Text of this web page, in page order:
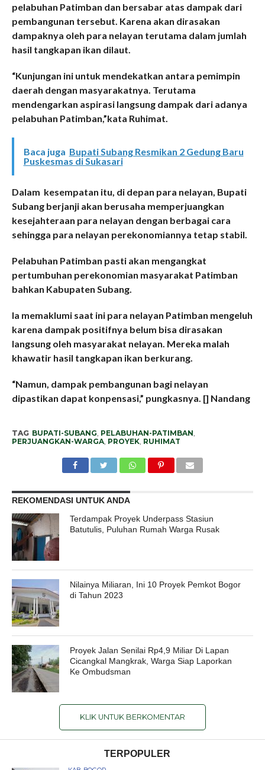
pelabuhan Patimban dan bersabar atas dampak dari
pembangunan tersebut. Karena akan dirasakan
dampaknya oleh para nelayan terutama dalam jumlah
hasil tangkapan ikan dilaut.
“Kunjungan ini untuk mendekatkan antara pemimpin
daerah dengan masyarakatnya. Terutama
mendengarkan aspirasi langsung dampak dari adanya
pelabuhan Patimban,”kata Ruhimat.
Baca juga Bupati Subang Resmikan 2 Gedung Baru
Puskesmas di Sukasari
Dalam kesempatan itu, di depan para nelayan, Bupati
Subang berjanji akan berusaha memperjuangkan
kesejahteraan para nelayan dengan berbagai cara
sehingga para nelayan perekonomiannya tetap stabil.
Pelabuhan Patimban pasti akan mengangkat
pertumbuhan perekonomian masyarakat Patimban
bahkan Kabupaten Subang.
Ia memaklumi saat ini para nelayan Patimban mengeluh
karena dampak positifnya belum bisa dirasakan
langsung oleh masyarakat nelayan. Mereka malah
khawatir hasil tangkapan ikan berkurang.
“Namun, dampak pembangunan bagi nelayan
dipastikan dapat konpensasi,” pungkasnya. [] Nandang
TAG BUPATI-SUBANG PELABUHAN-PATIMBAN
PERJUANGKAN-WARGA, PROYEK, RUHIMAT
REKOMENDASI UNTUK ANDA
Terdampak Proyek Underpass Stasiun
Batutulis, Puluhan Rumah Warga Rusak
Nilainya Miliaran, Ini 10 Proyek Pemkot Bogor
di Tahun 2023
Proyek Jalan Senilai Rp4,9 Miliar Di Lapan
Cicangkal Mangkrak, Warga Siap Laporkan
Ke Ombudsman
KLIK UNTUK BERKOMENTAR
TERPOPULER